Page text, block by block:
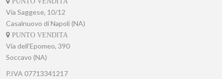
Via Saggese, 10/12
Casalnuovo di Napoli (NA)
PUNTO VENDITA
Via dell'Epomeo, 390
Soccavo (NA)
P.IVA 07713341217